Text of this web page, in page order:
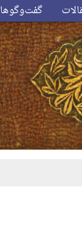
گفت‌وگوها